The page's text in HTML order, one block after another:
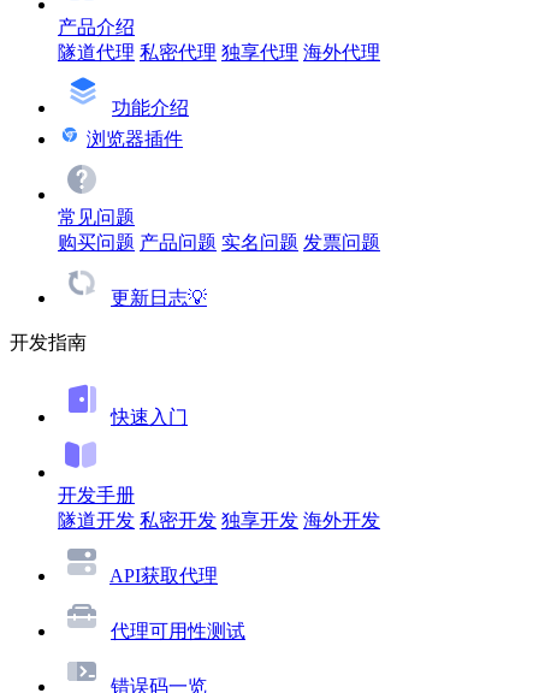
产品介绍
隧道代理 私密代理 独享代理 海外代理
功能介绍
浏览器插件
常见问题
购买问题 产品问题 实名问题 发票问题
更新日志💡
开发指南
快速入门
开发手册
隧道开发 私密开发 独享开发 海外开发
API获取代理
代理可用性测试
错误码一览